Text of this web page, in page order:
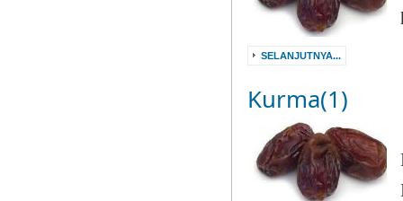
SELANJUTNYA...
Kurma(1)